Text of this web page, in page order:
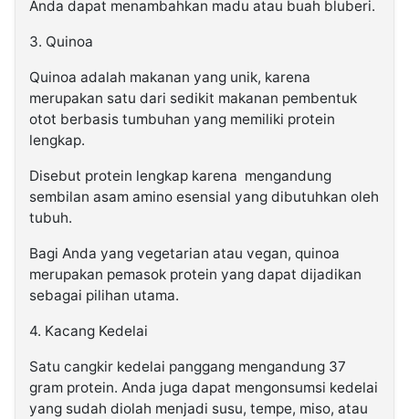
Anda dapat menambahkan madu atau buah bluberi.
3. Quinoa
Quinoa adalah makanan yang unik, karena
merupakan satu dari sedikit makanan pembentuk
otot berbasis tumbuhan yang memiliki protein
lengkap.
Disebut protein lengkap karena mengandung
sembilan asam amino esensial yang dibutuhkan oleh
tubuh.
Bagi Anda yang vegetarian atau vegan, quinoa
merupakan pemasok protein yang dapat dijadikan
sebagai pilihan utama.
4. Kacang Kedelai
Satu cangkir kedelai panggang mengandung 37
gram protein. Anda juga dapat mengonsumsi kedelai
yang sudah diolah menjadi susu, tempe, miso, atau